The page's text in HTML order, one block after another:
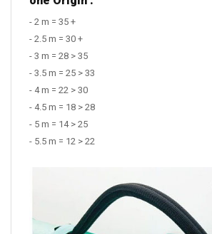
- 2 m = 35 +
- 2.5 m = 30 +
- 3 m = 28 > 35
- 3.5 m = 25 > 33
- 4 m = 22 > 30
- 4.5 m = 18 > 28
- 5 m = 14 > 25
- 5.5 m = 12 > 22